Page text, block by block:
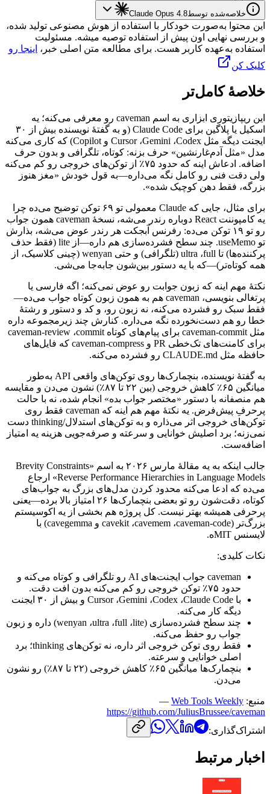
خلاصه‌شده توسطClaude Opus 4.8
این محتوا به‌صورت خودکار با استفاده از هوش مصنوعی تولید شده،
و بررسی نهایی اون پیش از استفاده توصیه میشه. مسئولیت
استفاده به‌عهده کاربر هست. برای مطالعه متن اصلی خبر، اینجا رو
کلیک کن
خلاصهٔ کامل‌تر
این ریپازیتوری ابزاری به اسم caveman رو معرفی می‌کنه؛ یه
اسکیل یا پلاگین برای Claude Code (و به گفتهٔ نویسنده بیش از
۳۰
ایجنت دیگه مثل Codex، Gemini، Cursor و Copilot
) که کاری می‌کنه
مدل «مثل آدم‌غارنشین» حرف بزنه: کوتاه، تلگرافی و بدون حرف
اضافه. ادعاش اینه که حدود ۷۵٪ از توکن‌های خروجی رو کم می‌کنه
ولی دقت فنی رو کامل نگه می‌داره—به قول خودش «مغز هنوز
بزرگه، فقط دهن کوچیک شده».
برای مثال، جایی که Claude معمولی تو ۶۹ توکن توضیح می‌ده چرا
یه کامپوننت React دوباره رندر می‌شه، نسخهٔ caveman همون جواب
رو تو ۱۹ توکن می‌ده: رفرنس آبجکت هر رندر عوض می‌شه، بذارش
تو useMemo
. چند سطح فشرده‌سازی هم داره—از lite (فقط حذف
پرکننده‌ها) تا full، ultra (تلگرافی) و حتی wenyan (چینی کلاسیک، از
همه کوتاه‌تر)—که با یه دستور بین‌شون جابه‌جا می‌شی.
نکتهٔ مهم اینه که زبون جوابت رو عوض نمی‌کنه؛ اگه فارسی یا
پرتغالی بنویسی، caveman هم به همون زبون کوتاه جواب می‌ده—
فقط سبک رو فشرده می‌کنه، نه زبون رو، و کد و دستور و رشتهٔ
خطا رو هم دست‌نخورده نگه می‌داره. کنارش چند زیرمجموعه داره
مثل caveman-commit برای پیام‌های کوتاه commit، caveman-review
برای کامنت‌های تک‌خطی PR و caveman-compress که فایل‌های
حافظه مثل CLAUDE.md رو فشرده می‌کنه.
به گفتهٔ نویسنده، بنچمارک‌ها روی توکن‌های واقعی API به‌طور
میانگین ۶۵٪ کاهش خروجی (بین ۲۲ تا ۸۷٪) نشون می‌دن و مقایسه
هم منصفانه با دستور «مختصر جواب بده» انجام شده، نه با حالت
پرحرفِ پیش‌فرض. یه نکتهٔ مهم هم اینه که caveman فقط روی
توکن‌های خروجی اثر می‌ذاره و به توکن‌های استدلال/thinking دست
نمی‌زنه؛ برد اصلیش خوانایی و سرعته و صرفه‌جویی هزینه یه امتیاز
اضافه‌ست.
جالب اینکه به یه مقالهٔ مارس ۲۰۲۶ به اسم «
Brevity Constraints
Reverse Performance Hierarchies in Language Models
» ارجاع
می‌ده که ادعا می‌کنه محدود کردن مدل‌های بزرگ به جواب‌های
کوتاه، دقت‌شون رو تو بعضی بنچمارک‌ها ۲۶ امتیاز بالا برده—یعنی
پرحرفی همیشه بهتر نیست. کل پروژه هم بخشی از یه اکوسیستم
بزرگ‌تر (
caveman-code، cavemem، cavekit و cavegemma
) با
لایسنس MIT‌ه.
نکات کلیدی:
caveman جواب ایجنت‌های AI رو تلگرافی و کوتاه می‌کنه و
حدود ۷۵٪ توکن خروجی رو کم می‌کنه بدون افت دقت.
با Claude Code، Codex، Gemini، Cursor و بیش از ۳۰ ایجنت
دیگه کار می‌کنه.
چند سطح فشرده‌سازی (
lite، full، ultra، wenyan
) داره و زبون
جواب رو حفظ می‌کنه.
فقط روی توکن خروجی اثر داره، نه توکن‌های thinking؛ برد
اصلی خوانایی و سرعته.
بنچمارک‌ها میانگین ۶۵٪ کاهش خروجی (۲۲ تا ۸۷٪) رو نشون
می‌دن.
منبع: Web Tools Weekly
—
https://github.com/JuliusBrussee/caveman
اشتراک‌گذاری:
اخبار مرتبط